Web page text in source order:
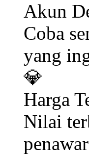
Akun
Coba
yang
💎
Harga
Nilai